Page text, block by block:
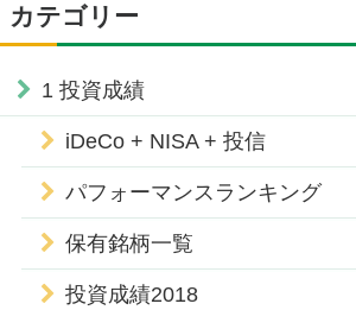
カテゴリー
1 投資成績
iDeCo + NISA + 投信
パフォーマンスランキング
保有銘柄一覧
投資成績2018